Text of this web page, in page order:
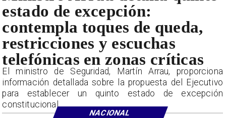
estado de excepción:
contempla toques de queda,
restricciones y escuchas
telefónicas en zonas críticas
El ministro de Seguridad, Martín Arrau, proporciona
información detallada sobre la propuesta del Ejecutivo
para establecer un quinto estado de excepción
constitucional.
NACIONAL